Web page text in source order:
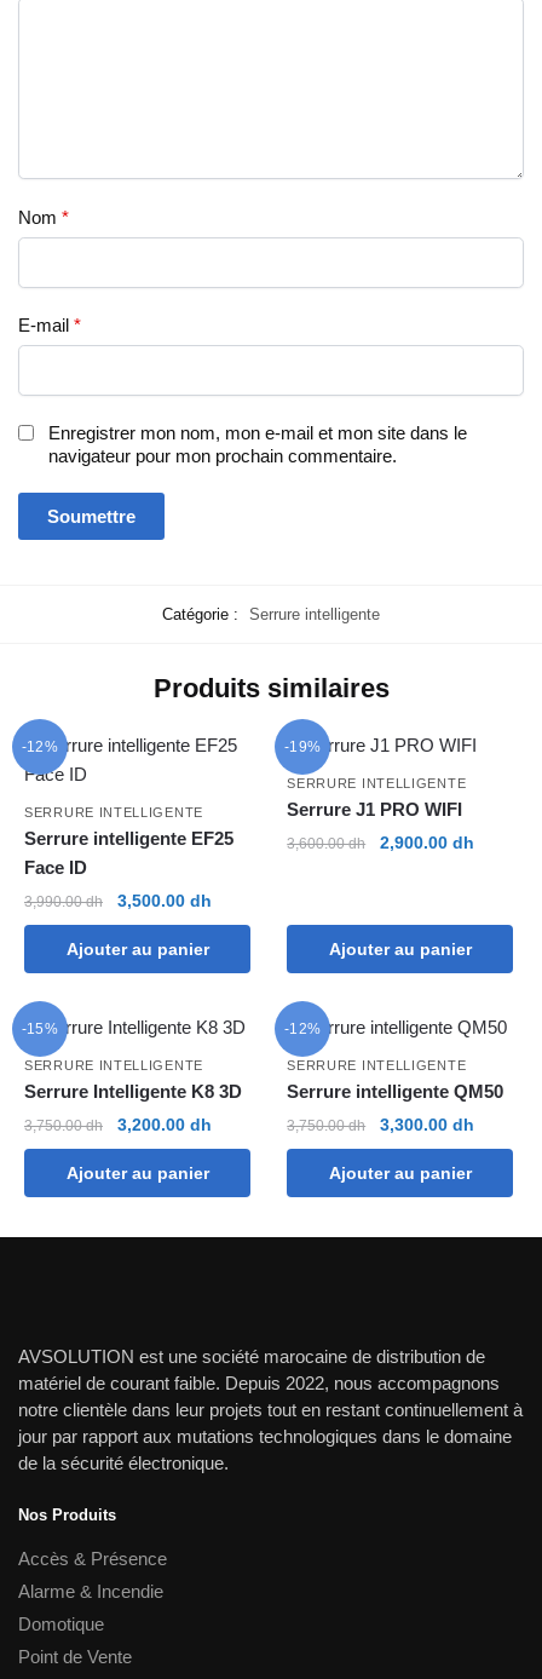
Nom *
E-mail *
Enregistrer mon nom, mon e-mail et mon site dans le
navigateur pour mon prochain commentaire.
Catégorie : Serrure intelligente
Produits similaires
-12%
SERRURE INTELLIGENTE
Serrure intelligente EF25
Face ID
3,990.00dh
Le
prix
initial
était :
3,500.00 dh
prix
est :
3,500.00 dh.
Ajouter au panier
-19%
SERRURE INTELLIGENTE
Serrure J1 PRO WIFI
3,600.00dh
Le
était :
3,600.00 dh.
2,900.00dh
est :
Ajouter au panier
-15%
SERRURE INTELLIGENTE
Serrure Intelligente K8 3D
3,750.00dh
Le
prix
initial
était :
3,200.00 dh
prix
est :
Ajouter au panier
-12%
SERRURE INTELLIGENTE
Serrure intelligente QM50
3,750.00dh
Le
prix
initial
était :
3,300.00dh
prix
est :
Ajouter au panier
AVSOLUTION est une société marocaine de distribution de
matériel de courant faible. Depuis 2022, nous accompagnons
notre clientèle dans leur projets tout en restant continuellement à
jour par rapport aux mutations technologiques dans le domaine
de la sécurité électronique.
Nos Produits
Accès & Présence
Alarme & Incendie
Domotique
Point de Vente